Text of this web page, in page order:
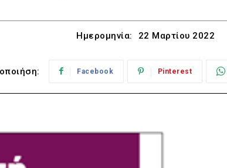
Ημερομηνία: 22 Μαρτίου 2022
Facebook Pinterest